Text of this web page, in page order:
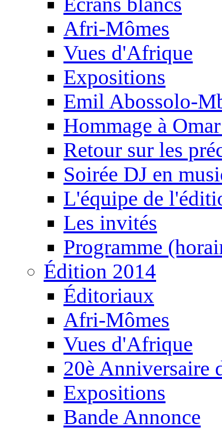
Afri-Mômes
Vues d'Afrique
Expositions
Emil Abossolo-
Hommage à
Retour sur les
Soirée DJ en
L'équipe de
Les invités
Programme
Édition 2014
Éditoriaux
Afri-Mômes
Vues d'Afrique
20è Anniversaire
Expositions
Bande Annonce